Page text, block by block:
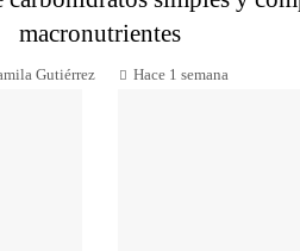
macronutrientes
Gutiérrez Hace 1 semana